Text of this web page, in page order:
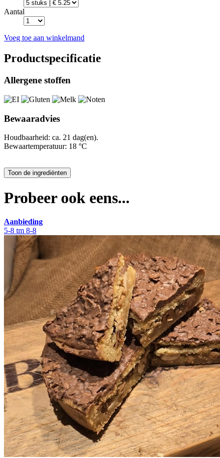
Aantal
Voeg toe aan winkelmand
Productspecificatie
Allergene stoffen
Bewaaradvies
Houdbaarheid: ca. 21 dag(en).
Bewaartemperatuur: 18 °C
Probeer ook eens...
Aanbieding
5-8 tm 8-8